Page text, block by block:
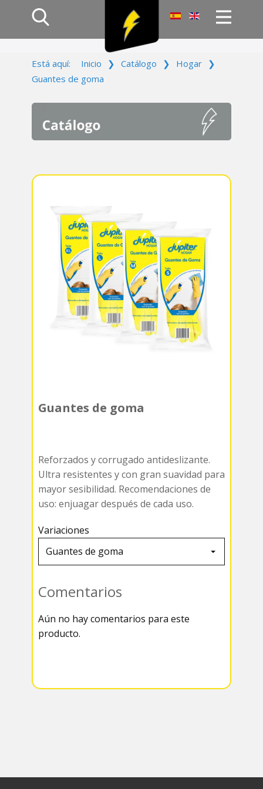
Productos
Contacto
Está aquí: Inicio ❯ Catálogo ❯ Hogar ❯
Guantes de goma
Guantes de goma
Reforzados y corrugado antideslizante.
Ultra resistentes y con gran suavidad para
mayor sesibilidad. Recomendaciones de
uso: enjuagar después de cada uso.
Variaciones
Comentarios
Aún no hay comentarios para este
producto.